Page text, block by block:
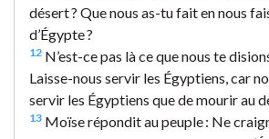
désert ? Que nous as-tu fait en nous
d’Égypte ?
12 N’est-ce pas là ce que nous te
Laisse-nous servir les Égyptiens, car
servir les Égyptiens que de mourir au
13 Moïse répondit au peuple : Ne